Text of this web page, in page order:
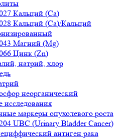
Кальций (Ca)
Кальций (Ca)/Кальций
Магний (Mg)
Цинк (Zn)
натрий, хлор
неорганический
исследования
маркеры опухолевого роста
UBC (Urinary Bladder Cancer)
антиген рака